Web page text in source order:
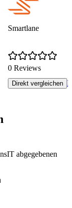
Smartlane
0 Reviews
Direkt vergleichen
abgegebenen